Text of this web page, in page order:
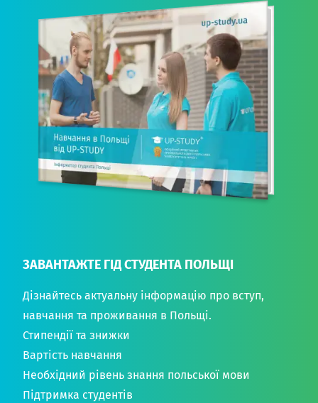
ЗАВАНТАЖТЕ ГІД СТУДЕНТА ПОЛЬЩІ
Дізнайтесь актуальну інформацію про вступ,
навчання та проживання в Польщі.
Стипендії та знижки
Вартість навчання
Необхідний рівень знання польської мови
Підтримка студентів